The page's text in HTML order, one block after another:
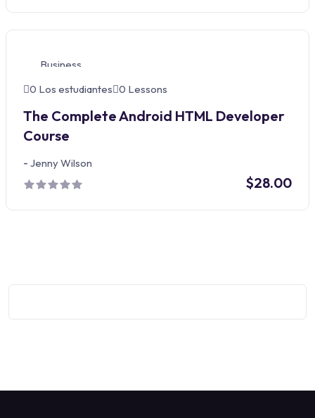
Business
0 Los estudiantes 0 Lessons
The Complete Android HTML Developer
Course
- Jenny Wilson
$28.00